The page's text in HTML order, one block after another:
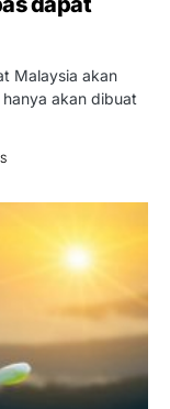
Malaysia akan
akan dibuat